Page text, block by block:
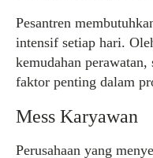
Pesantren
intensif setiap hari.
kemudahan
faktor penting dalam
Mess Karyawan
Perusahaan yang